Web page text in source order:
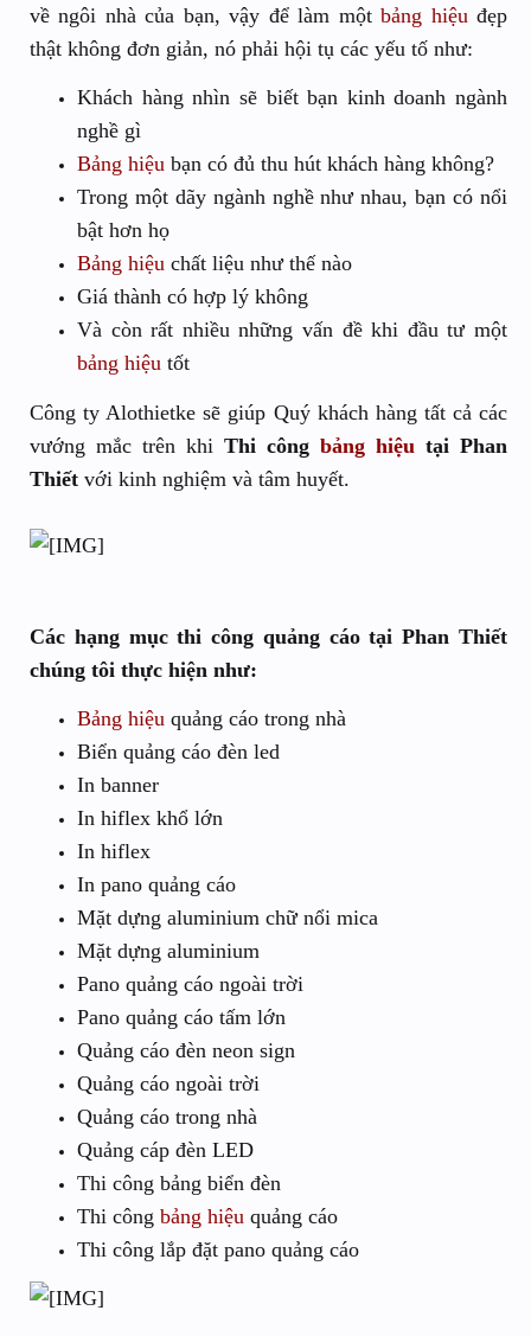
về ngôi nhà của bạn, vậy để làm mộtbảng hiệuđẹp
thật không đơn giản, nó phải hội tụ các yếu tố như:
Khách hàng nhìn sẽ biết bạn kinh doanh ngành
nghề gì
Bảng hiệu bạn có đủ thu hút khách hàng không?
Trong một dãy ngành nghề như nhau, bạn có nổi
bật hơn họ
Bảng hiệu chất liệu như thế nào
Giá thành có hợp lý không
Và còn rất nhiều những vấn đề khi đầu tư một
bảng hiệu tốt
Công ty Alothietke sẽ giúp Quý khách hàng tất cả các
vướng mắc trên khi Thi công bảng hiệu tại Phan
Thiết với kinh nghiệm và tâm huyết.
Các hạng mục thi công quảng cáo tại Phan Thiết
chúng tôi thực hiện như:
Bảng hiệu quảng cáo trong nhà
Biển quảng cáo đèn led
In banner
In hiflex khổ lớn
In hiflex
In pano quảng cáo
Mặt dựng aluminium chữ nổi mica
Mặt dựng aluminium
Pano quảng cáo ngoài trời
Pano quảng cáo tấm lớn
Quảng cáo đèn neon sign
Quảng cáo ngoài trời
Quảng cáo trong nhà
Quảng cáp đèn LED
Thi công bảng biển đèn
Thi công bảng hiệu quảng cáo
Thi công lắp đặt pano quảng cáo